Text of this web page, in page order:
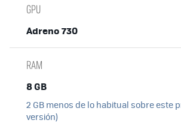
GPU
Adreno 730
RAM
8 GB
2 GB menos de lo habitual sobre este
versión)